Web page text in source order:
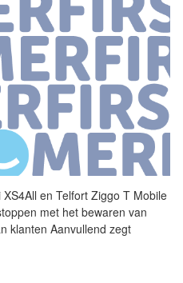
XS4All en Telfort Ziggo T Mobile
met het bewaren van
klanten Aanvullend zegt